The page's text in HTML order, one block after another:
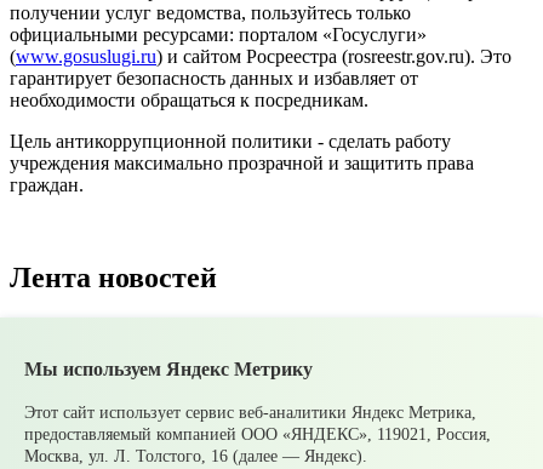
получении услуг ведомства, пользуйтесь только
официальными ресурсами: порталом «Госуслуги»
(www.gosuslugi.ru) и сайтом Росреестра (rosreestr.gov.ru). Это
гарантирует безопасность данных и избавляет от
необходимости обращаться к посредникам.
Цель антикоррупционной политики - сделать работу
учреждения максимально прозрачной и защитить права
граждан.
Лента новостей
07 августаВ Среднеуральске подвели итоги
07 августаОжидаются сильные ливни
05 августаСупруги могут получать социальные
налоговые вычеты за обучение и лечение друг друга
Мы используем Яндекс Метрику
Этот сайт использует сервис веб-аналитики Яндекс Метрика,
предоставляемый компанией ООО «ЯНДЕКС», 119021, Россия,
Москва, ул. Л. Толстого, 16 (далее — Яндекс).